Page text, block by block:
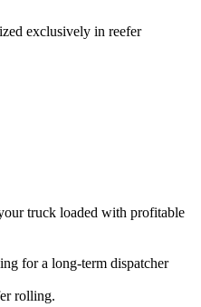
exclusively in reefer
truck loaded with profitable
for a long-term dispatcher
rolling.